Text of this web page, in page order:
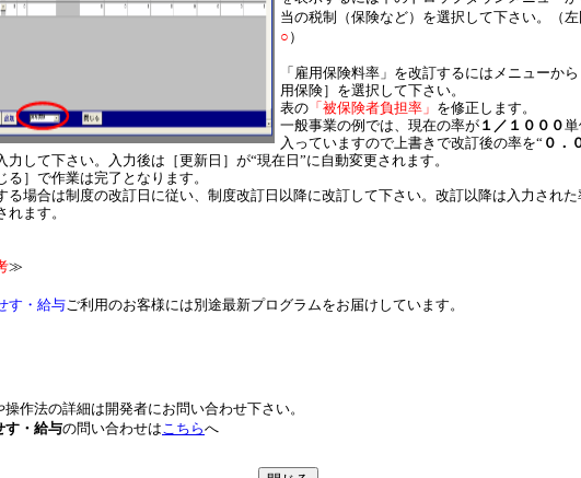
当の税制（保険など）を選択して下さい。（左
○ ）
「雇用保険料率」を改訂するにはメニューか
用保険］を選択して下さい。
表の 「被保険者負担率」 を修正します。
一般事業の例では、現在の率が １／１０００
入っていますので上書きで改訂後の率を“ ０．
力して下さい。入力後は［更新日］が“現在日”に自動変更されます。
る］で作業は完了となります。
る場合は制度の改訂日に従い、制度改訂日以降に改訂して下さい。改訂以降は入力された
れます。
≫
す・給与ご利用のお客様には別途最新プログラムをお届けしています。
操作法の詳細は開発者にお問い合わせ下さい。
す・給与の問い合わせはこちらへ